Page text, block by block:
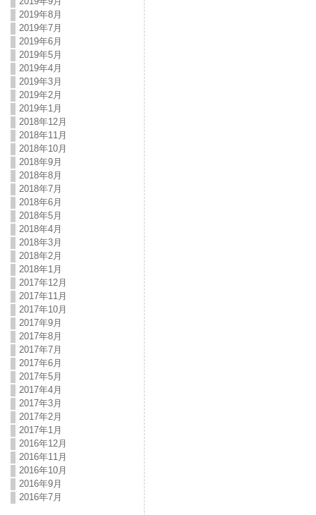
2019年8月
2019年7月
2019年6月
2019年5月
2019年4月
2019年3月
2019年2月
2019年1月
2018年12月
2018年11月
2018年10月
2018年9月
2018年8月
2018年7月
2018年6月
2018年5月
2018年4月
2018年3月
2018年2月
2018年1月
2017年12月
2017年11月
2017年10月
2017年9月
2017年8月
2017年7月
2017年6月
2017年5月
2017年4月
2017年3月
2017年2月
2017年1月
2016年12月
2016年11月
2016年10月
2016年9月
2016年7月